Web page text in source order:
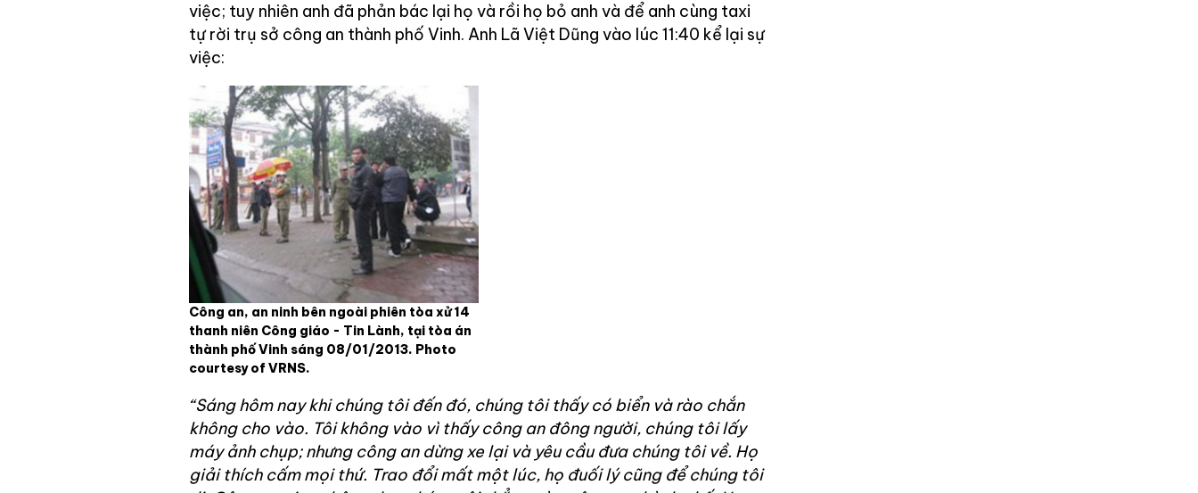
việc; tuy nhiên anh đã phản bác lại họ và rồi họ bỏ anh và để anh cùng taxi
tự rời trụ sở công an thành phố Vinh. Anh Lã Việt Dũng vào lúc 11:40 kể lại sự
việc:
Công an, an ninh bên ngoài phiên tòa xử 14
thanh niên Công giáo - Tin Lành, tại tòa án
thành phố Vinh sáng 08/01/2013. Photo
courtesy of VRNS.
“Sáng hôm nay khi chúng tôi đến đó, chúng tôi thấy có biển và rào chắn
không cho vào. Tôi không vào vì thấy công an đông người, chúng tôi lấy
máy ảnh chụp; nhưng công an dừng xe lại và yêu cầu đưa chúng tôi về. Họ
giải thích cấm mọi thứ. Trao đổi mất một lúc, họ đuối lý cũng để chúng tôi